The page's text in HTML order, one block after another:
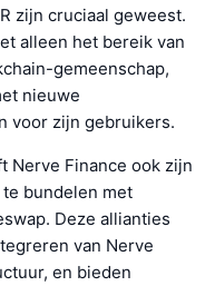
zijn cruciaal geweest.
alleen het bereik van
gemeenschap,
nieuwe
voor zijn gebruikers.
Nerve Finance ook zijn
bundelen met
Deze allianties
van Nerve
en bieden